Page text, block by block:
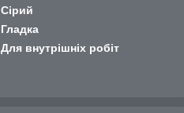
Сірий
Гладка
Для внутрішніх робіт